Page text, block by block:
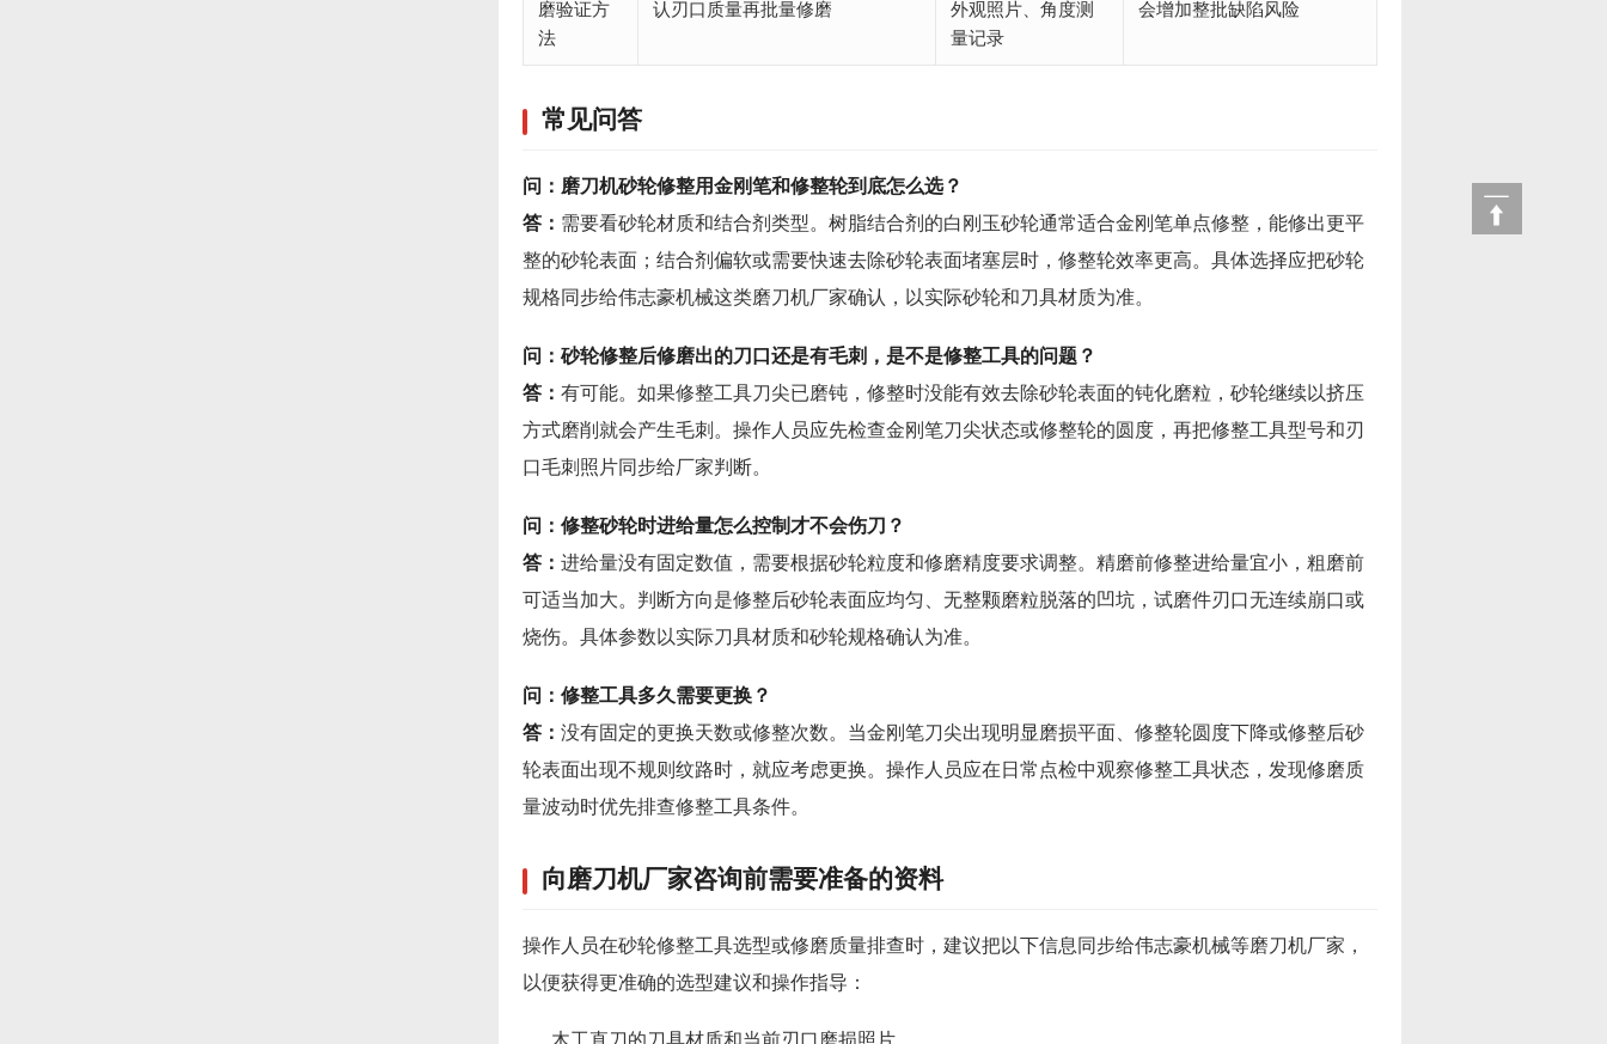
磨验证方
法
认刃口质量再批量修磨
外观照片、角度测
量记录
会增加整批缺陷风险
常见问答
问：磨刀机砂轮修整用金刚笔和修整轮到底怎么选？
答： 需要看砂轮材质和结合剂类型。树脂结合剂的白刚玉砂轮通常适合金刚笔单点修整，能修出更平
整的砂轮表面；结合剂偏软或需要快速去除砂轮表面堵塞层时，修整轮效率更高。具体选择应把砂轮
规格同步给伟志豪机械这类磨刀机厂家确认，以实际砂轮和刀具材质为准。
问：砂轮修整后修磨出的刀口还是有毛刺，是不是修整工具的问题？
答： 有可能。如果修整工具刀尖已磨钝，修整时没能有效去除砂轮表面的钝化磨粒，砂轮继续以挤压
方式磨削就会产生毛刺。操作人员应先检查金刚笔刀尖状态或修整轮的圆度，再把修整工具型号和刃
口毛刺照片同步给厂家判断。
问：修整砂轮时进给量怎么控制才不会伤刀？
答： 进给量没有固定数值，需要根据砂轮粒度和修磨精度要求调整。精磨前修整进给量宜小，粗磨前
可适当加大。判断方向是修整后砂轮表面应均匀、无整颗磨粒脱落的凹坑，试磨件刃口无连续崩口或
烧伤。具体参数以实际刀具材质和砂轮规格确认为准。
问：修整工具多久需要更换？
答： 没有固定的更换天数或修整次数。当金刚笔刀尖出现明显磨损平面、修整轮圆度下降或修整后砂
轮表面出现不规则纹路时，就应考虑更换。操作人员应在日常点检中观察修整工具状态，发现修磨质
量波动时优先排查修整工具条件。
向磨刀机厂家咨询前需要准备的资料
操作人员在砂轮修整工具选型或修磨质量排查时，建议把以下信息同步给伟志豪机械等磨刀机厂家，
以便获得更准确的选型建议和操作指导：
木工直刀的刀具材质和当前刃口磨损照片